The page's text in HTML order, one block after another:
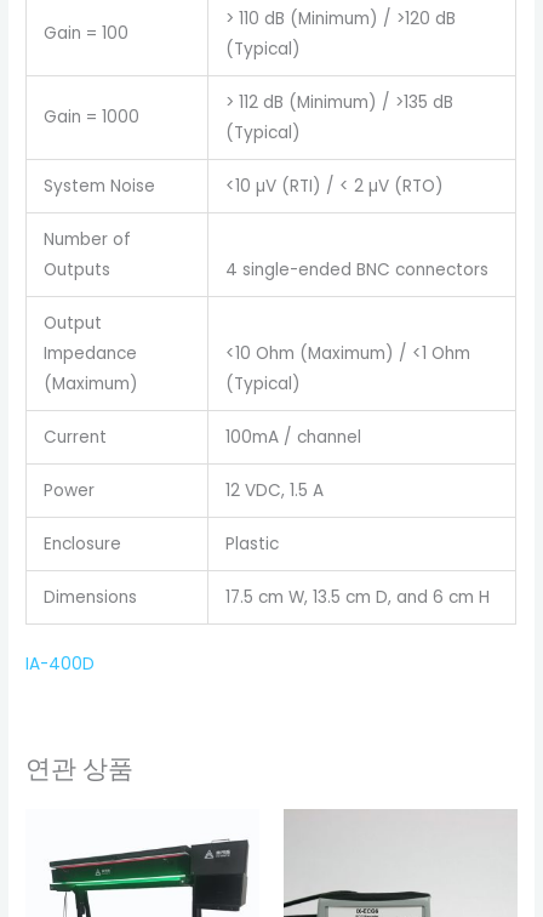
Gain = 100
> 110 dB (Minimum) / >120 dB
(Typical)
Gain = 1000
> 112 dB (Minimum) / >135 dB
(Typical)
System Noise <10 µV (RTI) / < 2 µV (RTO)
Number of
Outputs
4 single-ended BNC connectors
Output
Impedance
(Maximum)
<10 Ohm (Maximum) / <1 Ohm
(Typical)
Current 100mA / channel
Power 12 VDC, 1.5 A
Enclosure Plastic
Dimensions 17.5 cm W, 13.5 cm D, and 6 cm H
IA-400D
연관 상품